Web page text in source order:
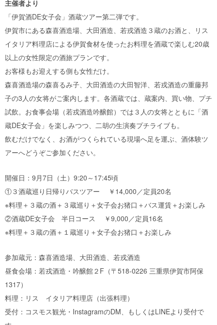
主催者より
「伊賀酒DE女子会」酒蔵ツアー第二弾です。
伊賀市にある森喜酒造場、大田酒造、若戎酒造３蔵のお酒と、リス
イタリア料理店による伊賀食材を使ったお料理を酒蔵で楽しむ20歳
以上の女性限定の酒旅プランです。
お客様もお迎えする側も女性だけ。
森喜酒造場の森喜るみ子、大田酒造の大田智洋、若戎酒造の重藤邦
子の3人の女将がご案内します。各酒蔵では、蔵案内、買い物、プチ
試飲。お食事会場（若戎酒造吟醸館）では３人の女将とともに「酒
蔵DE女子会」を楽しみつつ、二胡の生演奏プチライブも。
飲むだけでなく、お酒がつくられている現場へ足を運ぶ、酒体験ツ
アーへどうぞご参加ください。
開催日：9月7日（土）9:20～17:45頃
①３酒蔵巡り日帰りバスツアー ￥14,000／定員20名
※料理＋３蔵の酒＋３蔵巡り＋女子会お猪口＋バス運賃＋お楽しみ
②酒蔵DE女子会 半日コース ￥9,000／定員16名
※料理＋３蔵の酒＋１蔵巡り＋女子会お猪口＋お楽しみ
参加蔵元：森喜酒造場、大田酒造、若戎酒造
昼食会場：若戎酒造・吟醸館２F（〒518-0226 三重県伊賀市阿保
1317）
料理：リス イタリア料理店（出張料理）
受付：コスモス観光・InstagramのDM、もしくはLINEより受付で